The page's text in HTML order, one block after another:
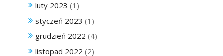
luty 2023 (1)
styczeń 2023 (1)
grudzień 2022 (4)
listopad 2022 (2)